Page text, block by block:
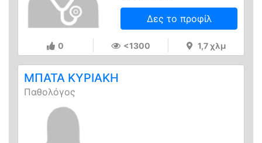
Δες το προφίλ
0 <1300 1,7 χλμ
ΜΠΑΤΑ ΚΥΡΙΑΚΗ
Παθολόγος